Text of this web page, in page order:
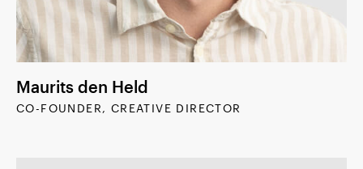
Maurits den Held
CO-FOUNDER, CREATIVE DIRECTOR